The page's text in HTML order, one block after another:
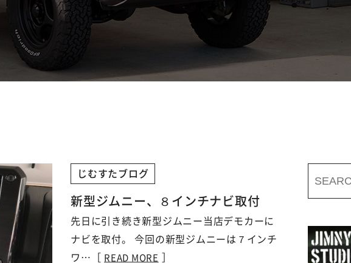
じむすたブログ
新型ジムニー、８インチナビ取付
先日に引き続き新型ジムニー当店デモカーに
ナビを取付。 今回の新型ジムニーは７インチ
ワ…［
READ MORE